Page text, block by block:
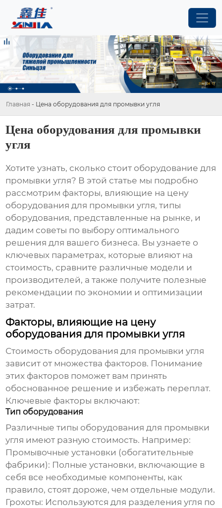
Главная - Цена оборудования для промывки угля
Цена оборудования для промывки
угля
Хотите узнать, сколько стоит оборудование для
промывки угля? В этой статье мы подробно
рассмотрим факторы, влияющие на цену
оборудования для промывки угля, типы
оборудования, представленные на рынке, и
дадим советы по выбору оптимального
решения для вашего бизнеса. Вы узнаете о
ключевых параметрах, которые влияют на
стоимость, сравните различные модели и
производителей, а также получите полезные
рекомендации по экономии и оптимизации
затрат.
Факторы, влияющие на цену
оборудования для промывки угля
Стоимость оборудования для промывки угля
зависит от множества факторов. Понимание
этих факторов поможет вам принять
обоснованное решение и избежать переплат.
Ключевые факторы включают:
Тип оборудования
Различные типы оборудования для промывки
угля имеют разную стоимость. Например:
Промывочные установки (обогатительные
фабрики): Полные установки, включающие в
себя все необходимые компоненты, как
правило, стоят дороже, чем отдельные модули.
Грохоты: Используются для разделения угля по